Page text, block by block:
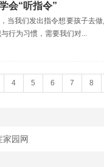
会“听指令”
当我们发出指令想要孩子去
行为习惯，需要我们对...
4 5 6 7 8
家园网